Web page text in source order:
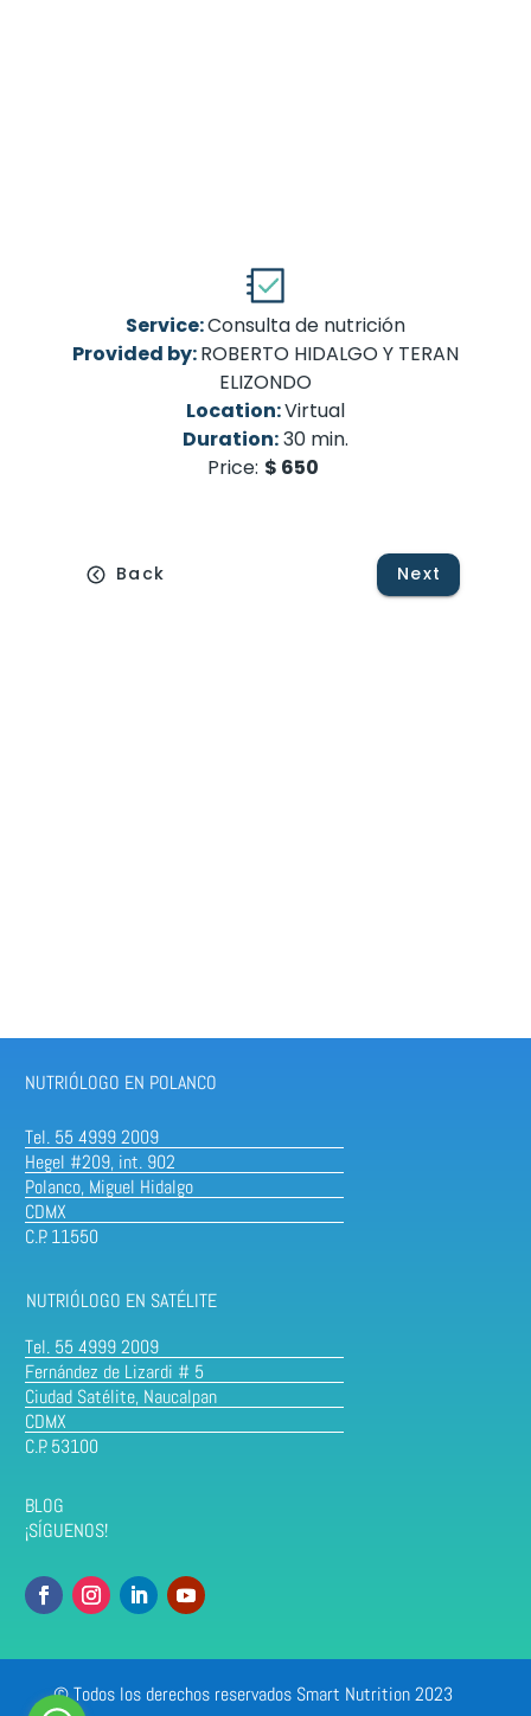
NUTRIÓLOGO EN POLANCO
Tel. 55 4999 2009
Hegel #209, int. 902
Polanco, Miguel Hidalgo
CDMX
C.P. 11550
NUTRIÓLOGO EN SATÉLITE
Tel. 55 4999 2009
Fernández de Lizardi # 5
Ciudad Satélite, Naucalpan
CDMX
C.P. 53100
BLOG
¡SÍGUENOS!
© Todos los derechos reservados Smart Nutrition 2023